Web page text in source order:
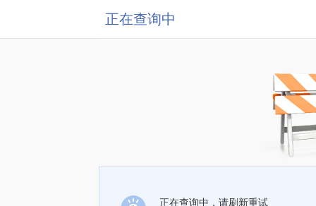
正在查询中
正在查询中，请刷新重试